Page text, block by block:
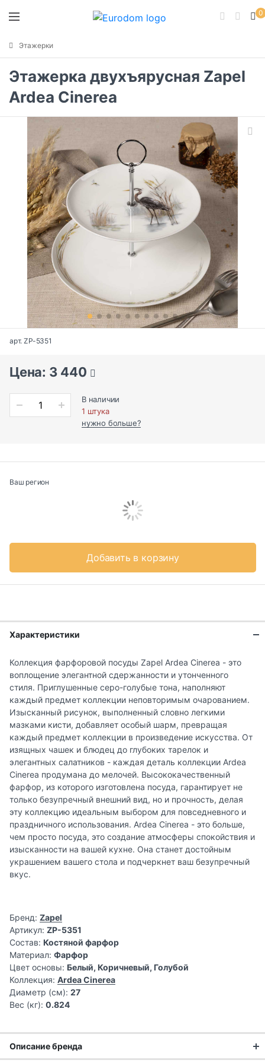
0
Этажерки
Этажерка двухъярусная Zapel
Ardea Cinerea
арт. ZP-5351
Цена: 3 440
В наличии
1 штука
нужно больше?
Ваш регион
Добавить в корзину
Характеристики
Коллекция фарфоровой посуды Zapel Ardea Cinerea - это
воплощение элегантной сдержанности и утонченного
стиля. Приглушенные серо-голубые тона, наполняют
каждый предмет коллекции неповторимым очарованием.
Изысканный рисунок, выполненный словно легкими
мазками кисти, добавляет особый шарм, превращая
каждый предмет коллекции в произведение искусства. От
изящных чашек и блюдец до глубоких тарелок и
элегантных салатников - каждая деталь коллекции Ardea
Cinerea продумана до мелочей. Высококачественный
фарфор, из которого изготовлена посуда, гарантирует не
только безупречный внешний вид, но и прочность, делая
эту коллекцию идеальным выбором для повседневного и
праздничного использования. Ardea Cinerea - это больше,
чем просто посуда, это создание атмосферы спокойствия и
изысканности на вашей кухне. Она станет достойным
украшением вашего стола и подчеркнет ваш безупречный
вкус.
Бренд: Zapel
Артикул: ZP-5351
Состав: Костяной фарфор
Материал: Фарфор
Цвет основы: Белый, Коричневый, Голубой
Коллекция: Ardea Cinerea
Диаметр (см): 27
Вес (кг): 0.824
Описание бренда